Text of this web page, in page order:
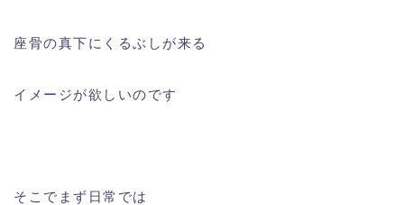
座骨の真下にくるぶしが来る
イメージが欲しいのです
そこでまず日常では